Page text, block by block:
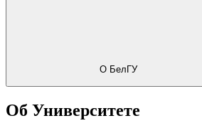
О БелГУ
Об Университете